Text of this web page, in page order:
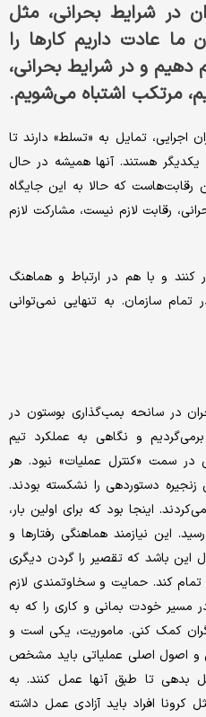
در شرایط بحرانی، مثل
عادت داریم کارها را
و در شرایط بحرانی،
مرتکب اشتباه می‌شویم.
اجرایی، تمایل به «تسلط» دارند تا
هستند. آنها همیشه در حال
رقابت‌هاست که حالا به این جایگاه
رقابت لازم نیست، مشارکت لازم
کنند و با هم در ارتباط و هماهنگ
سازمان. به تنهایی نمی‌توانی
در سانحه بمب‌گذاری بوستون در
برمی‌گردیم و نگاهی به عملکرد تیم
در سمت «کنترل عملیات» نبود. هر
دستوردهی را نشکسته بودند.
اینجا بود که برای اولین بار،
این نیازمند هماهنگی رفتارها و
باشد که تقصیر را گردن دیگری
تمام کند. حمایت و سخاوتمندی لازم
مسیر خودت بمانی و کاری را که به
کمک کنی. ماموریت، یکی است و
و اصول اصلی عملیاتی باید مشخص
بدهی تا طبق آنها عمل کنند. به
افراد باید آزادی عمل داشته